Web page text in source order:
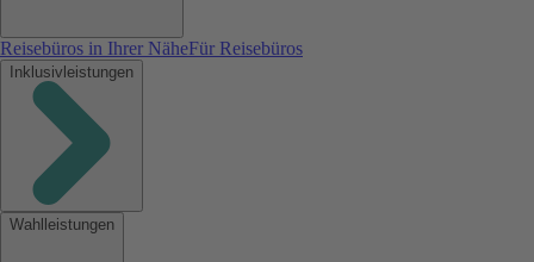
Reisebüros in Ihrer NäheFür Reisebüros
Inklusivleistungen
Wahlleistungen